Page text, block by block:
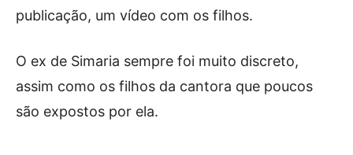
publicação, um vídeo com os filhos.
O ex de Simaria sempre foi muito discreto,
assim como os filhos da cantora que poucos
são expostos por ela.